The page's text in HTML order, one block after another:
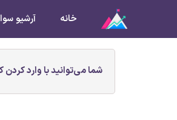
خانه آرشیو
شما می‌توانید با وارد کردن